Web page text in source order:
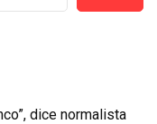
dice normalista